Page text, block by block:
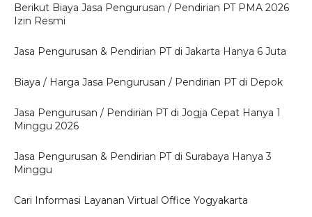
Berikut Biaya Jasa Pengurusan / Pendirian PT PMA 2026
Izin Resmi
Jasa Pengurusan & Pendirian PT di Jakarta Hanya 6 Juta
Biaya / Harga Jasa Pengurusan / Pendirian PT di Depok
Jasa Pengurusan / Pendirian PT di Jogja Cepat Hanya 1
Minggu 2026
Jasa Pengurusan & Pendirian PT di Surabaya Hanya 3
Minggu
Cari Informasi Layanan Virtual Office Yogyakarta